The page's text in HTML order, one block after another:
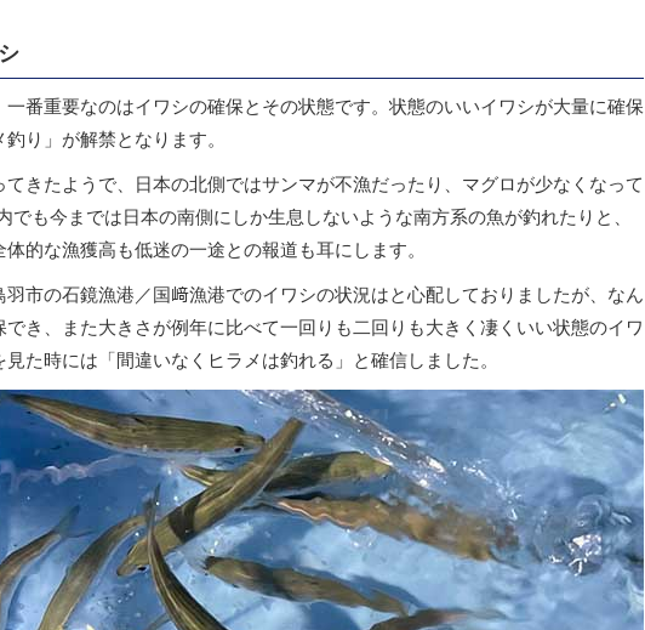
一番重要なのはイワシの確保とその状態です。状態のいいイワシが大量に確保
り」が解禁となります。
きたようで、日本の北側ではサンマが不漁だったり、マグロが少なくなって
でも今までは日本の南側にしか生息しないような南方系の魚が釣れたりと、
的な漁獲高も低迷の一途との報道も耳にします。
市の石鏡漁港／国﨑漁港でのイワシの状況はと心配しておりましたが、なん
でき、また大きさが例年に比べて一回りも二回りも大きく凄くいい状態のイワ
た時には「間違いなくヒラメは釣れる」と確信しました。